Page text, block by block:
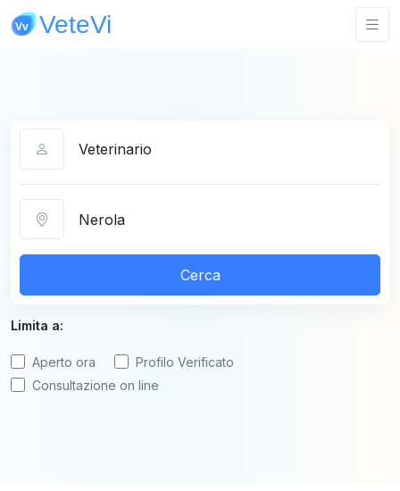
Cerca
Limita a:
Aperto ora
Profilo Verificato
Consultazione on line